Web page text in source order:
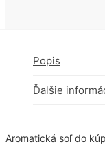
mandarínkou
Popis
Ďalšie
Aromatická soľ do